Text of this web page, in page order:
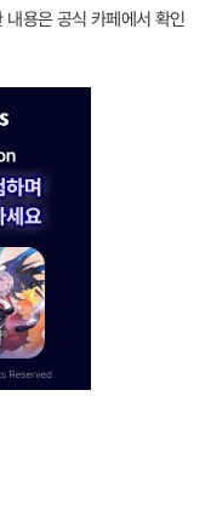
용은 공식 카페에서 확인